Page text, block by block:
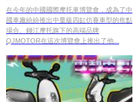
登場
在今年的中國國際摩托車博覽會，成為了中
國車廠紛紛推出中量級四缸仿賽車型的焦點
場合。錢江摩托旗下的高端品牌
QJMOTOR在這次博覽會上推出了他...